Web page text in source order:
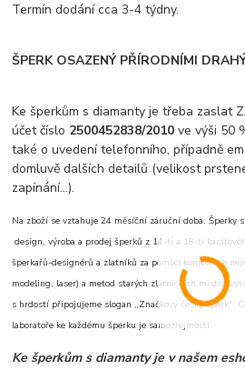
Termín dodání cca 3-4 týdny.
ŠPERK OSAZENÝ PŘÍRODNÍMI
Ke šperkům s diamanty je třeba zaslat
účet číslo 2500452838/2010ve výši 50
také o uvedení telefonního, případně
domluvě dalších detailů (velikost
zapínání...).
Na zboží se vztahuje 24 měsíční záruční doba. Šperky
design, výroba a prodej šperků z 14-ti a 18-ti
šperkařů-designérů a zlatníků za pomoci kombinace
modeling, laser) a metod starých zlatnických mistrů
s hrdostí připojujeme slogan „Značkový český šperk“.
laboratoře ke každému šperku je samozřejmostí.
Ke šperkům s diamanty je v našem